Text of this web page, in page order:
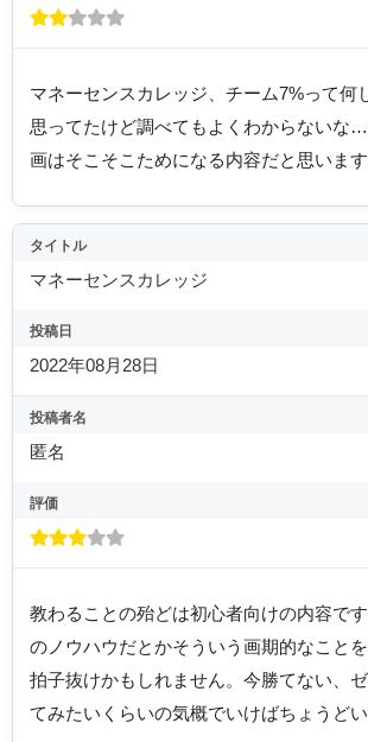
マネーセンスカレッジ、チーム7%って何
思ってたけど調べてもよくわからないな
画はそこそこためになる内容だと思います
タイトル
マネーセンスカレッジ
投稿日
2022年08月28日
投稿者名
匿名
評価
教わることの殆どは初心者向けの内容で
のノウハウだとかそういう画期的なこと
拍子抜けかもしれません。今勝てない、
てみたいくらいの気概でいけばちょうど